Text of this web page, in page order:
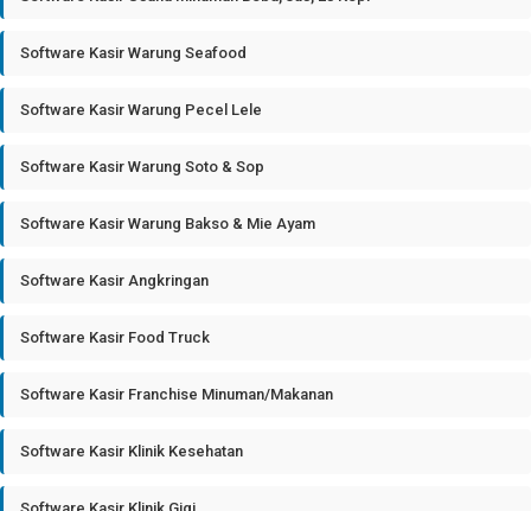
Software Kasir Warung Seafood
Software Kasir Warung Pecel Lele
Software Kasir Warung Soto & Sop
Software Kasir Warung Bakso & Mie Ayam
Software Kasir Angkringan
Software Kasir Food Truck
Software Kasir Franchise Minuman/Makanan
Software Kasir Klinik Kesehatan